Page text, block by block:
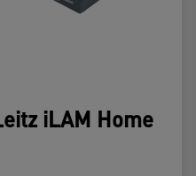
iLAM Home